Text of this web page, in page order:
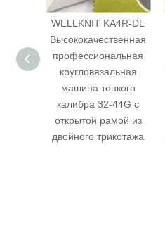
WELLKNIT KA4R-DL
Высококачественная
профессиональная
кругловязальная
машина тонкого
калибра 32-44G с
открытой рамой из
двойного трикотажа